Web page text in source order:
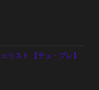
リスト 【デュ・プレ】